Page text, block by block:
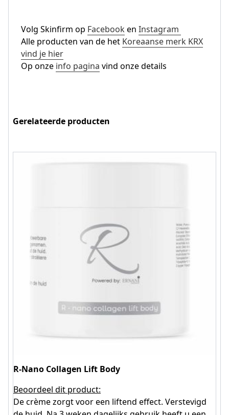
Volg Skinfirm op Facebooken Instagram
Alle producten van de het Koreaanse merk KRX
vind je hier
Op onze info pagina vind onze details
Gerelateerde producten
R-Nano Collagen Lift Body
Beoordeel dit product:
De crème zorgt voor een liftend effect. Verstevigd